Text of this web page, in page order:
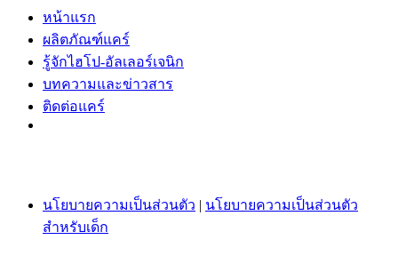
หน้าแรก
ผลิตภัณฑ์แคร์
รู้จักไฮโป-อัลเลอร์เจนิก
บทความและข่าวสาร
ติดต่อแคร์
นโยบายความเป็นส่วนตัว | นโยบายความเป็นส่วนตัว
สำหรับเด็ก